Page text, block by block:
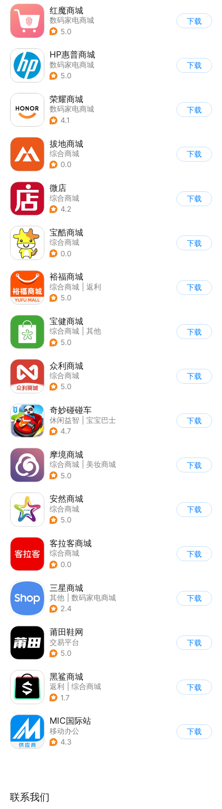
红魔商城
数码家电商城
5.0
下载
HP惠普商城
数码家电商城
5.0
下载
荣耀商城
数码家电商城
4.1
下载
拔地商城
综合商城
0.0
下载
微店
综合商城
4.2
下载
宝酷商城
综合商城
0.0
下载
裕福商城
综合商城
返利
5.0
下载
宝健商城
综合商城
其他
5.0
下载
众利商城
综合商城
5.0
下载
奇妙碰碰车
休闲益智
宝宝巴士
| 儿童游戏
4.7
下载
摩境商城
综合商城
美妆商城
5.0
下载
安然商城
综合商城
5.0
下载
客拉客商城
综合商城
0.0
下载
三星商城
其他
数码家电商城
2.4
下载
莆田鞋网
交易平台
5.0
下载
黑鲨商城
返利
综合商城
1.7
下载
MIC国际站
移动办公
4.3
下载
联系我们